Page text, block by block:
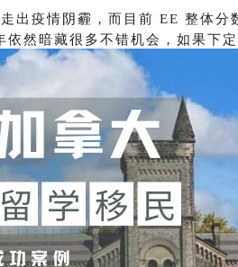
出疫情阴霾，而目前 EE 整体
然暗藏很多不错机会，如果下